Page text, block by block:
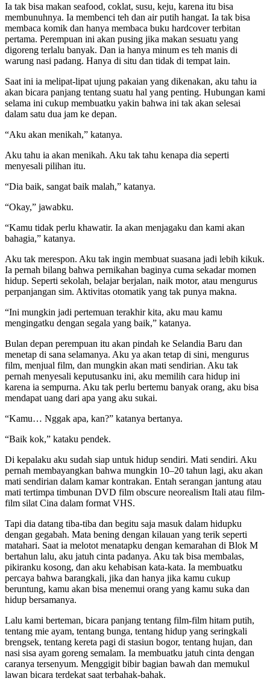
Ia tak bisa makan seafood, coklat, susu, keju, karena itu bisa
membunuhnya. Ia membenci teh dan air putih hangat. Ia tak bisa
membaca komik dan hanya membaca buku hardcover terbitan
pertama. Perempuan ini akan pusing jika makan sesuatu yang
digoreng terlalu banyak. Dan ia hanya minum es teh manis di
warung nasi padang. Hanya di situ dan tidak di tempat lain.
Saat ini ia melipat-lipat ujung pakaian yang dikenakan, aku tahu ia
akan bicara panjang tentang suatu hal yang penting. Hubungan kami
selama ini cukup membuatku yakin bahwa ini tak akan selesai
dalam satu dua jam ke depan.
“Aku akan menikah,” katanya.
Aku tahu ia akan menikah. Aku tak tahu kenapa dia seperti
menyesali pilihan itu.
“Dia baik, sangat baik malah,” katanya.
“Okay,” jawabku.
“Kamu tidak perlu khawatir. Ia akan menjagaku dan kami akan
bahagia,” katanya.
Aku tak merespon. Aku tak ingin membuat suasana jadi lebih kikuk.
Ia pernah bilang bahwa pernikahan baginya cuma sekadar momen
hidup. Seperti sekolah, belajar berjalan, naik motor, atau mengurus
perpanjangan sim. Aktivitas otomatik yang tak punya makna.
“Ini mungkin jadi pertemuan terakhir kita, aku mau kamu
mengingatku dengan segala yang baik,” katanya.
Bulan depan perempuan itu akan pindah ke Selandia Baru dan
menetap di sana selamanya. Aku ya akan tetap di sini, mengurus
film, menjual film, dan mungkin akan mati sendirian. Aku tak
pernah menyesali keputusanku ini, aku memilih cara hidup ini
karena ia sempurna. Aku tak perlu bertemu banyak orang, aku bisa
mendapat uang dari apa yang aku sukai.
“Kamu… Nggak apa, kan?” katanya bertanya.
“Baik kok,” kataku pendek.
Di kepalaku aku sudah siap untuk hidup sendiri. Mati sendiri. Aku
pernah membayangkan bahwa mungkin 10–20 tahun lagi, aku akan
mati sendirian dalam kamar kontrakan. Entah serangan jantung atau
mati tertimpa timbunan DVD film obscure neorealism Itali atau film-
film silat Cina dalam format VHS.
Tapi dia datang tiba-tiba dan begitu saja masuk dalam hidupku
dengan gegabah. Mata bening dengan kilauan yang terik seperti
matahari. Saat ia melotot menatapku dengan kemarahan di Blok M
bertahun lalu, aku jatuh cinta padanya. Aku tak bisa membalas,
pikiranku kosong, dan aku kehabisan kata-kata. Ia membuatku
percaya bahwa barangkali, jika dan hanya jika kamu cukup
beruntung, kamu akan bisa menemui orang yang kamu suka dan
hidup bersamanya.
Lalu kami berteman, bicara panjang tentang film-film hitam putih,
tentang mie ayam, tentang bunga, tentang hidup yang seringkali
brengsek, tentang kereta pagi di stasiun bogor, tentang hujan, dan
nasi sisa ayam goreng semalam. Ia membuatku jatuh cinta dengan
caranya tersenyum. Menggigit bibir bagian bawah dan memukul
lawan bicara terdekat saat terbahak-bahak.